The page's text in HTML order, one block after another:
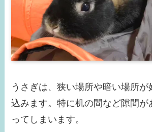
うさぎは、狭い場所や暗い場所が
込みます。特に机の間など隙間が
ってしまいます。